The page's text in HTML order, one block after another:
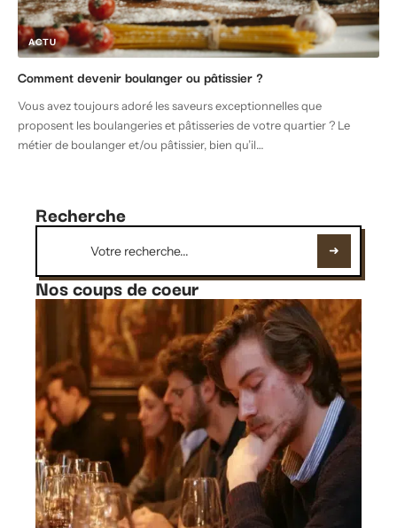
ACTU
Comment devenir boulanger ou pâtissier ?
Vous avez toujours adoré les saveurs exceptionnelles que
proposent les boulangeries et pâtisseries de votre quartier ? Le
métier de boulanger et/ou pâtissier, bien qu’il…
Recherche
Nos coups de coeur